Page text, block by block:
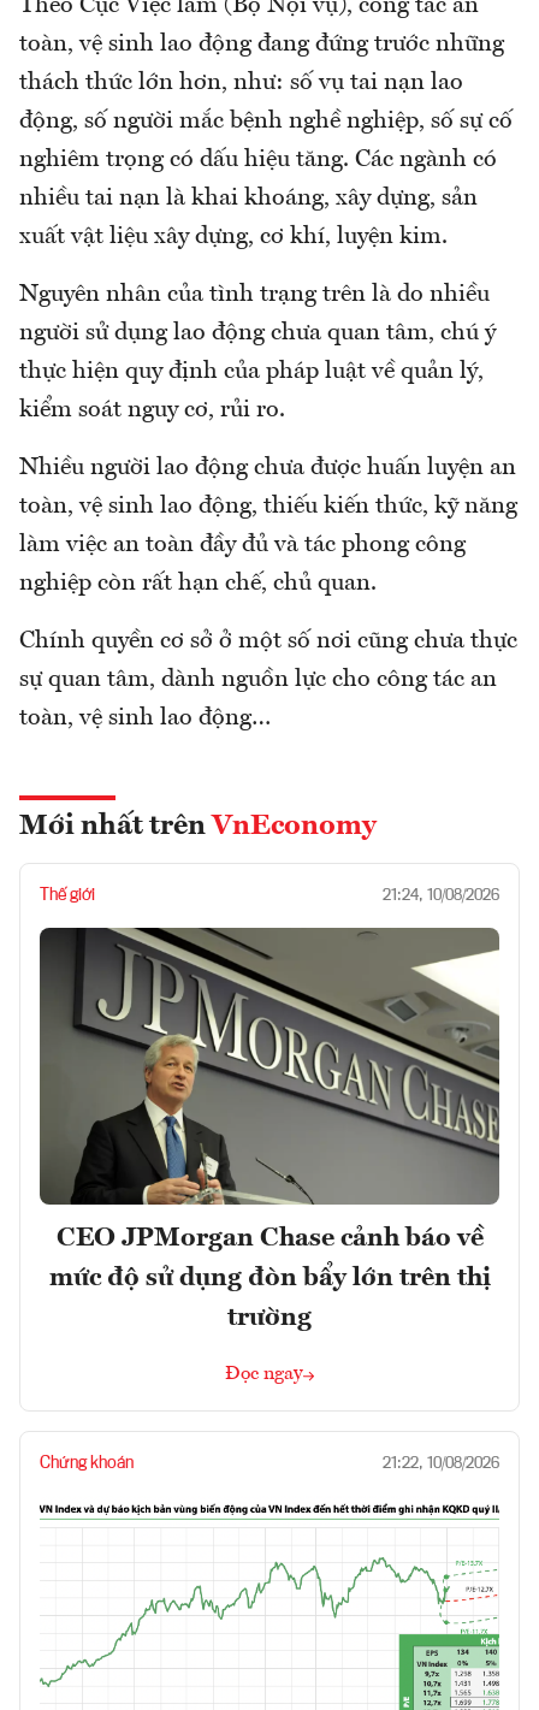
Theo Cục Việc làm (Bộ Nội vụ), công tác an
toàn, vệ sinh lao động đang đứng trước những
thách thức lớn hơn, như: số vụ tai nạn lao
động, số người mắc bệnh nghề nghiệp, số sự cố
nghiêm trọng có dấu hiệu tăng. Các ngành có
nhiều tai nạn là khai khoáng, xây dựng, sản
xuất vật liệu xây dựng, cơ khí, luyện kim.
Nguyên nhân của tình trạng trên là do nhiều
người sử dụng lao động chưa quan tâm, chú ý
thực hiện quy định của pháp luật về quản lý,
kiểm soát nguy cơ, rủi ro.
Nhiều người lao động chưa được huấn luyện an
toàn, vệ sinh lao động, thiếu kiến thức, kỹ năng
làm việc an toàn đầy đủ và tác phong công
nghiệp còn rất hạn chế, chủ quan.
Chính quyền cơ sở ở một số nơi cũng chưa thực
sự quan tâm, dành nguồn lực cho công tác an
toàn, vệ sinh lao động…
Mới nhất trên VnEconomy
Thế giới 21:24, 10/08/2026
CEO JPMorgan Chase cảnh báo về
mức độ sử dụng đòn bẩy lớn trên thị
trường
Đọc ngay
Chứng khoán 21:22, 10/08/2026